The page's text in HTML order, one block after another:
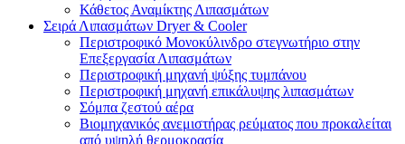
Κάθετος Αναμίκτης Λιπασμάτων
Σειρά Λιπασμάτων Dryer & Cooler
Περιστροφικό Μονοκύλινδρο στεγνωτήριο στην
Επεξεργασία Λιπασμάτων
Περιστροφική μηχανή ψύξης τυμπάνου
Περιστροφική μηχανή επικάλυψης λιπασμάτων
Σόμπα ζεστού αέρα
Βιομηχανικός ανεμιστήρας ρεύματος που προκαλείται
από υψηλή θερμοκρασία